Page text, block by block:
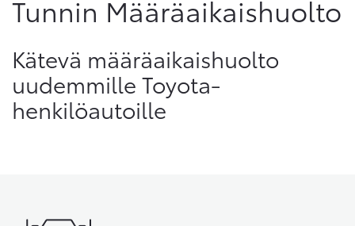
Tunnin Määräaikaishuolto
Kätevä määräaikaishuolto
uudemmille Toyota-
henkilöautoille